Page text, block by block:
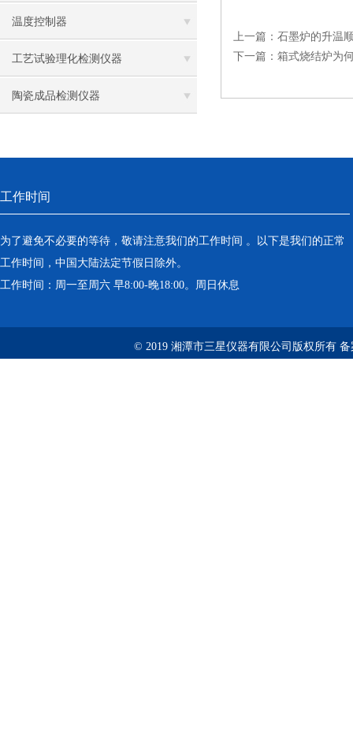
温度控制器
工艺试验理化检测仪器
陶瓷成品检测仪器
上一篇： 石墨炉的升温
下一篇： 箱式烧结炉为
工作时间
为了避免不必要的等待，敬请注意我们的工作时间 。以下是我们的正常
工作时间，中国大陆法定节假日除外。
工作时间：周一至周六 早8:00-晚18:00。周日休息
© 2019 湘潭市三星仪器有限公司版权所有 备